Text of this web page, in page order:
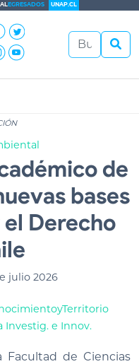
EGRESADOS UNAP.CL
de
bases
Derecho
julio 2026
Investig. e Innov.
de Ciencias